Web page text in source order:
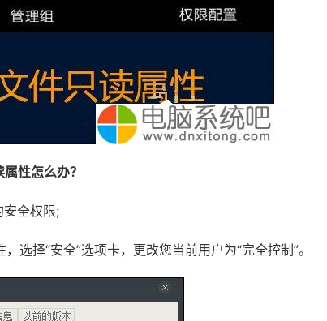
性怎么办？
安全权限;
选择“安全”选项卡，更改您当前用户为“完全控制”。